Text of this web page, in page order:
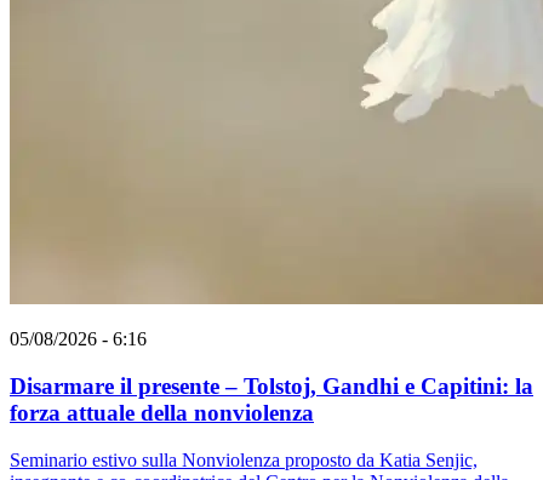
05/08/2026 - 6:16
Disarmare il presente – Tolstoj, Gandhi e Capitini: la
forza attuale della nonviolenza
Seminario estivo sulla Nonviolenza proposto da Katia Senjic,